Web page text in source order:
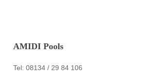
AMIDI Pools
Tel: 08134 / 29 84 106